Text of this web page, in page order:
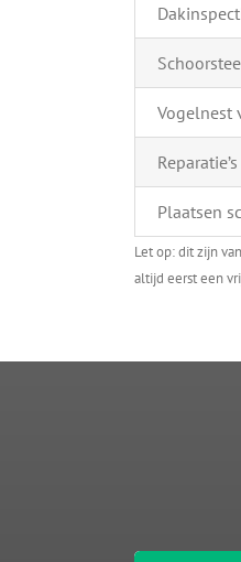
Vogelnest
Plaatsen
Let op: dit zijn
altijd eerst een